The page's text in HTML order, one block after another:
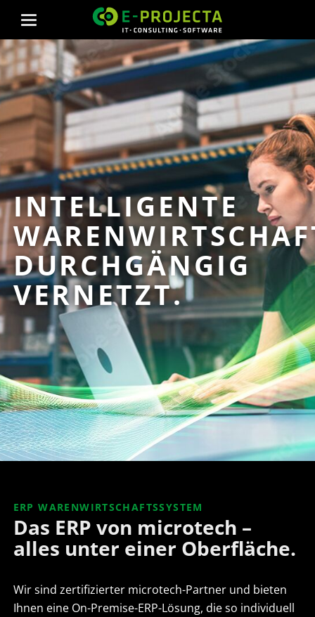
INTELLIGENTE
DURCHGÄNGIG
VERNETZT.
ERP WARENWIRTSCHAFTSSYSTEM
Das ERP von microtech –
alles unter einer Oberfläche.
Wir sind zertifizierter microtech-Partner und bieten
Ihnen eine On-Premise-ERP-Lösung, die so individuell